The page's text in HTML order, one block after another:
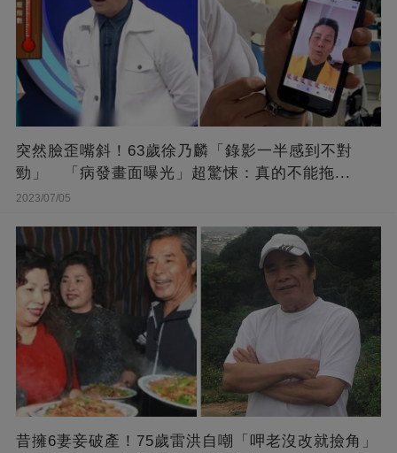
突然臉歪嘴斜！63歲徐乃麟「錄影一半感到不對
勁」 「病發畫面曝光」超驚悚：真的不能拖...
2023/07/05
昔擁6妻妾破產！75歲雷洪自嘲「呷老沒改就撿角」